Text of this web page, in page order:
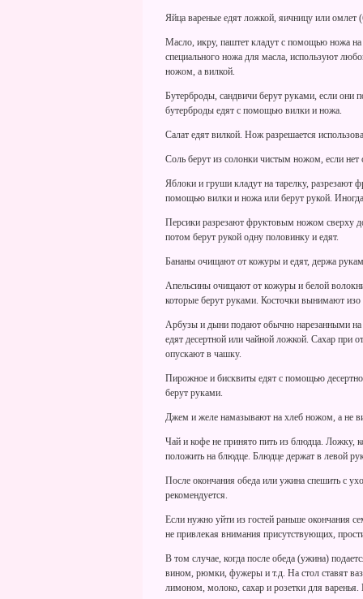
Яйца вареные едят ложкой, яичницу или
Масло, икру, паштет кладут с помощью ножа
специального ножа для масла, используют
ножом, а вилкой.
Бутерброды, сандвичи берут руками, если они
бутерброды едят с помощью вилки и ножа.
Салат едят вилкой. Нож разрешается
Соль берут из солонки чистым ножом, если нет
Яблоки и груши кладут на тарелку, разрезают
помощью вилки и ножа или берут рукой.
Персики разрезают фруктовым ножом сверху
потом берут рукой одну половинку и едят.
Бананы очищают от кожуры и едят, держа
Апельсины очищают от кожуры и белой
которые берут руками. Косточки вынимают
Арбузы и дыни подают обычно нарезанными
едят десертной или чайной ложкой. Сахар при
опускают в чашку.
Пирожное и бисквиты едят с помощью
берут руками.
Джем и желе намазывают на хлеб ножом, а не
Чай и кофе не принято пить из блюдца. Ложку,
положить на блюдце. Блюдце держат в левой
После окончания обеда или ужина спешить с
рекомендуется.
Если нужно уйти из гостей раньше окончания
не привлекая внимания присутствующих,
В том случае, когда после обеда (ужина)
вином, рюмки, фужеры и т.д. На стол ставят
лимоном, молоко, сахар и розетки для варенья.